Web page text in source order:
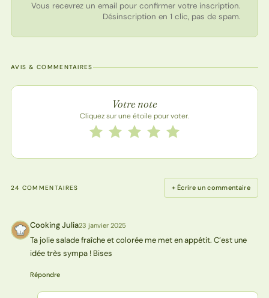
Vous recevrez un email pour confirmer votre inscription.
Désinscription en 1 clic, pas de spam.
AVIS & COMMENTAIRES
Note de la recette
Votre note
Cliquez sur une étoile pour voter.
Notez cette recette de 1 à 5 étoiles
5 étoiles
4 étoiles
3 étoiles
2 étoiles
1 étoile
24 COMMENTAIRES + Écrire un commentaire
CJ Cooking Julia23 janvier 2025
Ta jolie salade fraîche et colorée me met en appétit. C’est une
idée très sympa ! Bises
Répondre